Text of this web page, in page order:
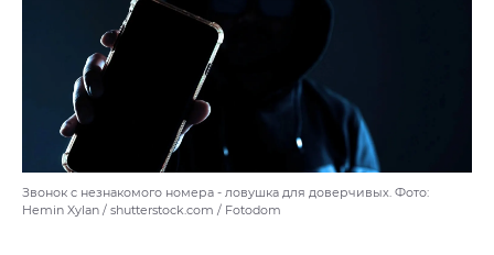
Звонок с незнакомого номера - ловушка для доверчивых. Фото:
Hemin Xylan / shutterstock.com / Fotodom